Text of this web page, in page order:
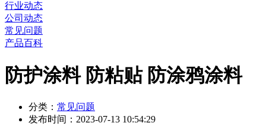
行业动态
公司动态
常见问题
产品百科
防护涂料 防粘贴 防涂鸦涂料
分类： 常见问题
发布时间： 2023-07-13 10:54:29